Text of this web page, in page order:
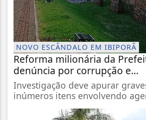
NOVO ESCÂNDALO EM IBIPORÃ
Reforma milionária da
denúncia por corrupção e...
Investigação deve apurar
inúmeros itens envolvendo